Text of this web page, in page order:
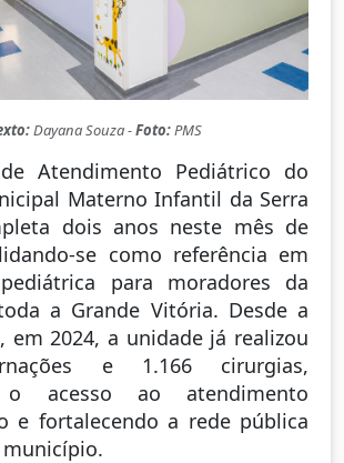
Dayana Souza -Foto:PMS
Atendimento Pediátrico do
Materno Infantil da Serra
dois anos neste mês de
se como referência em
para moradores da
a Grande Vitória. Desde a
em 2024, a unidade já realizou
e 1.166 cirurgias,
o acesso ao atendimento
e fortalecendo a rede pública